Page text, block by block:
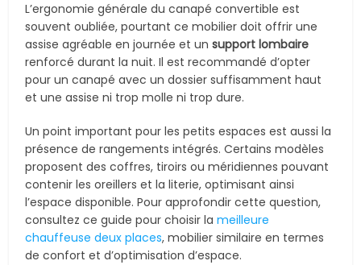
L’ergonomie générale du canapé convertible est
souvent oubliée, pourtant ce mobilier doit offrir une
assise agréable en journée et unsupport lombaire
renforcé durant la nuit. Il est recommandé d’opter
pour un canapé avec un dossier suffisamment haut
et une assise ni trop molle ni trop dure.
Un point important pour les petits espaces est aussi la
présence de rangements intégrés. Certains modèles
proposent des coffres, tiroirs ou méridiennes pouvant
contenir les oreillers et la literie, optimisant ainsi
l’espace disponible. Pour approfondir cette question,
consultez ce guide pour choisir lameilleure
chauffeuse deux places, mobilier similaire en termes
de confort et d’optimisation d’espace.